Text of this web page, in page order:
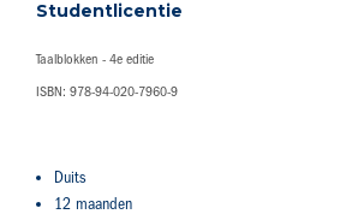
Studentlicentie
Taalblokken - 4e editie
ISBN: 978-94-020-7960-9
Duits
12 maanden